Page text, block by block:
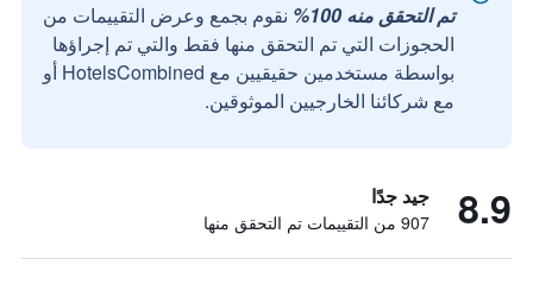
تم التحقق منه 100%
نقوم بجمع وعرض التقييمات من
الحجوزات التي تم التحقق منها فقط والتي تم إجراؤها
بواسطة مستخدمين حقيقيين مع HotelsCombined أو
مع شركائنا الخارجيين الموثوقين.
8.9 جيد جدًا
907 من التقييمات تم التحقق منها